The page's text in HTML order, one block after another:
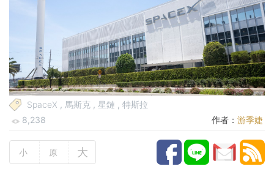
SpaceX , 馬斯克 , 星鏈 , 特斯拉
8,238
作者： 游季婕
小 原 大